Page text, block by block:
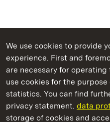
We use cookies to provide
experience. First and
are necessary for
use cookies for the
statistics. You can find
privacy statement. data
storage of cookies and
State Palaces and